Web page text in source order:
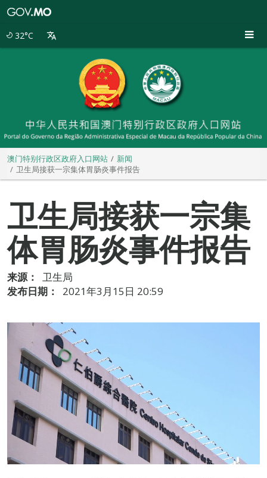
32°C
澳门特别行政区政府入口网站
新闻
卫生局接获一宗集体胃肠炎事件报告
卫生局接获一宗集
体胃肠炎事件报告
来源：
卫生局
发布日期：
2021年3月15日 20:59